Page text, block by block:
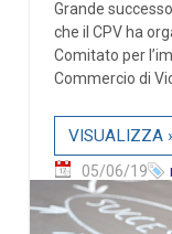
Grande
che il CPV ha
Comitato per
Commercio di
VISUALIZZA
05/06/19